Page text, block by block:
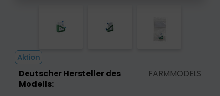
Aktion
Deutscher Hersteller des
Modells:
FARMMODELS